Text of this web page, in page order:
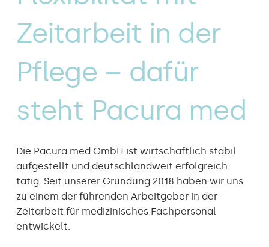
Zeitarbeit in der
Pflege – dafür
steht Pacura med
Die Pacura med GmbH ist wirtschaftlich stabil
aufgestellt und deutschlandweit erfolgreich
tätig. Seit unserer Gründung 2018 haben wir uns
zu einem der führenden Arbeitgeber in der
Zeitarbeit für medizinisches Fachpersonal
entwickelt.